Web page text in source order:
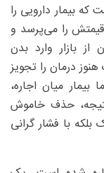
بیمار دارویی را
قیمتش را می‌پرسد و
بازار وارد بدن
درمان را تجویز
بیمار میان اجاره،
حذف خاموش
با فشار گرانی